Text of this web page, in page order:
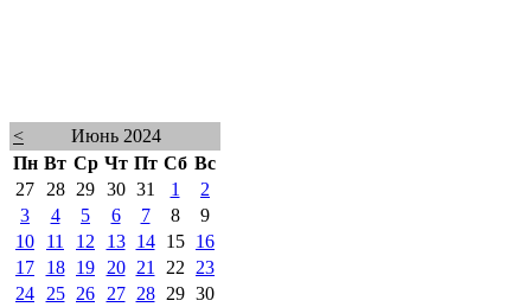
<
Июнь 2024
Пн Вт Ср Чт Пт Сб Вс
27
28 29 30 31 1
2
3
4 5 6 7 8
9
10
11 12 13 14 15
16
17
18 19 20 21 22
23
24
25 26 27 28 29 30